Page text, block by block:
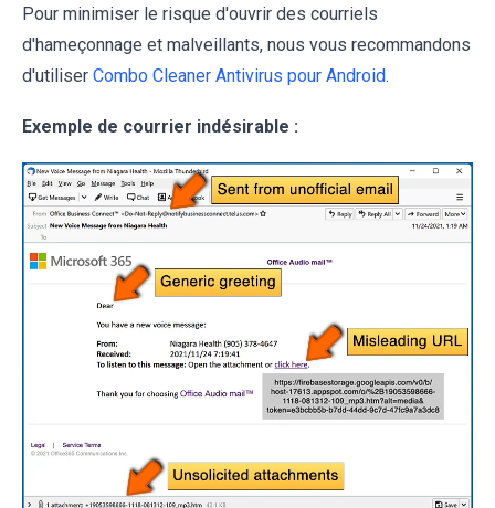
Pour minimiser le risque d'ouvrir des courriels
d'hameçonnage et malveillants, nous vous recommandons
d'utiliser Combo Cleaner Antivirus pour Android.
Exemple de courrier indésirable :